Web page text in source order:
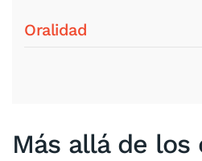
Oralidad
Más allá de los